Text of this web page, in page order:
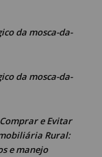
da mosca-da-
da mosca-da-
e Evitar
Rural:
e manejo